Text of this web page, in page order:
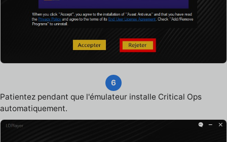
6
Patientez pendant que l'émulateur installe Critical Ops
automatiquement.